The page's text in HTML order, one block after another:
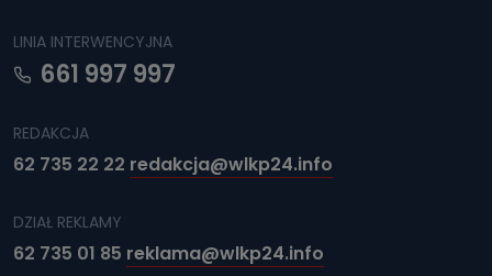
LINIA INTERWENCYJNA
661 997 997
REDAKCJA
62 735 22 22 redakcja@wlkp24.info
DZIAŁ REKLAMY
62 735 01 85 reklama@wlkp24.info